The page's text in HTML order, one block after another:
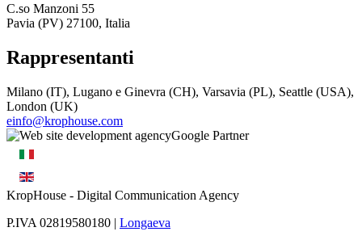
C.so Manzoni 55
Pavia (PV) 27100, Italia
Rappresentanti
Milano (IT), Lugano e Ginevra (CH), Varsavia (PL), Seattle (USA),
London (UK)
einfo@krophouse.com
KropHouse - Digital Communication Agency
P.IVA 02819580180 | Longaeva